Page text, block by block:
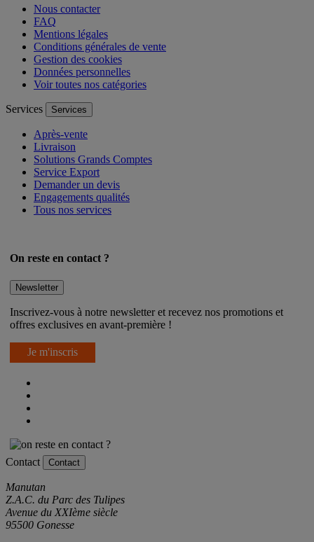
Nous contacter
FAQ
Mentions légales
Conditions générales de vente
Gestion des cookies
Données personnelles
Voir toutes nos catégories
Services Services
Après-vente
Livraison
Solutions Grands Comptes
Service Export
Demander un devis
Engagements qualités
Tous nos services
On reste en contact ?
Newsletter
Inscrivez-vous à notre newsletter et recevez nos promotions et
offres exclusives en avant-première !
Je m'inscris
Contact Contact
Manutan
Z.A.C. du Parc des Tulipes
Avenue du XXIème siècle
95500 Gonesse